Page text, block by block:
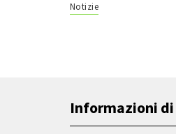
Notizie
Informazioni di